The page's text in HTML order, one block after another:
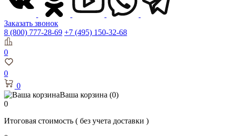
Заказать звонок
8 (800) 777-28-69 +7 (495) 150-32-68
0
0
0
Ваша корзина (0)
0
Итоговая стоимость ( без учета доставки )